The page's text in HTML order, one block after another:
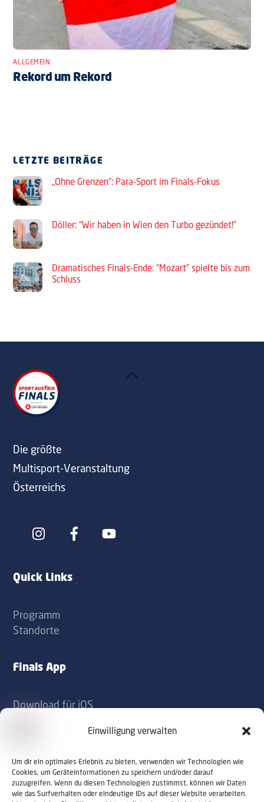
Einwilligung verwalten
Um dir ein optimales Erlebnis zu bieten, verwenden wir Technologien wie
Cookies, um Geräteinformationen zu speichern und/oder darauf
zuzugreifen. Wenn du diesen Technologien zustimmst, können wir Daten
wie das Surfverhalten oder eindeutige IDs auf dieser Website verarbeiten.
ALLGEMEIN
Rekord um Rekord
LETZTE BEITRÄGE
„Ohne Grenzen“: Para-Sport im Finals-Fokus
Döller: “Wir haben in Wien den Turbo gezündet!”
Dramatisches Finals-Ende: “Mozart” spielte bis zum
Schluss
Back
Die größte
Multisport-Veranstaltung
Österreichs
Icon
Icon
Quick Links
Programm
Standorte
Finals App
Download für iOS
Kontakt
office@sportaustriafinals.at